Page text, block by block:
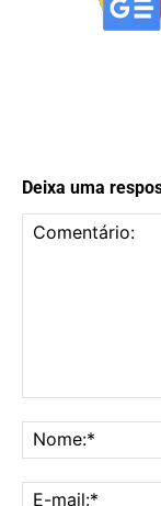
Deixa uma